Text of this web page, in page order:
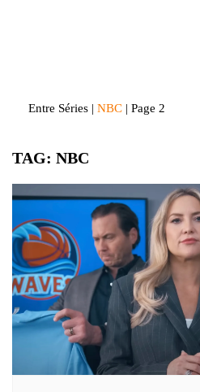
Entre Séries | NBC | Page 2
TAG: NBC